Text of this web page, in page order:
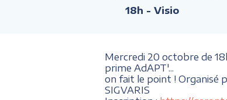
18h - Visio
Mercredi 20 octobre de
prime AdAPT'...
on fait le point ! Organisé
SIGVARIS